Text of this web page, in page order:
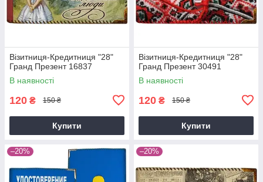
Візитниця-Кредитниця "28"
Гранд Презент 16837
В наявності
120 ₴ 150 ₴
Купити
Візитниця-Кредитниця "28"
Гранд Презент 30491
В наявності
120 ₴ 150 ₴
Купити
–20% –20%